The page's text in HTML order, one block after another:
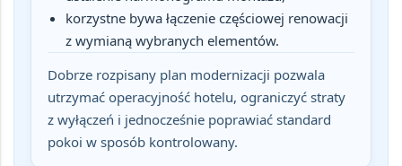
korzystne bywa łączenie częściowej renowacji
z wymianą wybranych elementów.
Dobrze rozpisany plan modernizacji pozwala
utrzymać operacyjność hotelu, ograniczyć straty
z wyłączeń i jednocześnie poprawiać standard
pokoi w sposób kontrolowany.